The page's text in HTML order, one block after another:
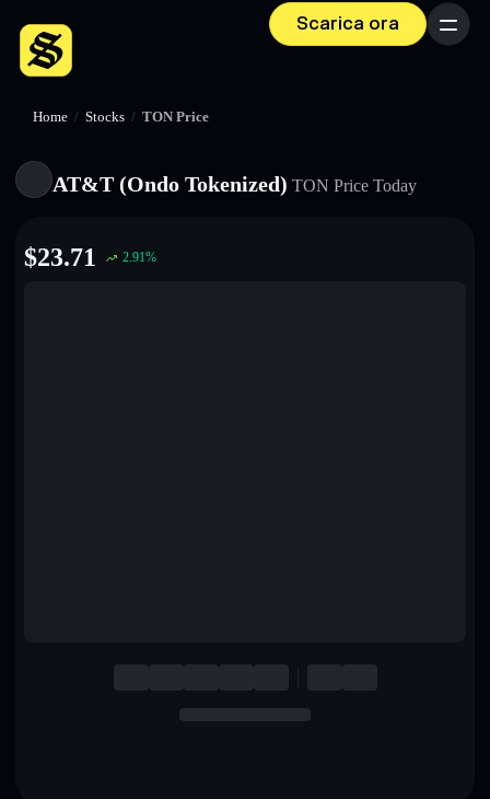
Scarica ora Menu
Home / Stocks / TON Price
AT&T (Ondo Tokenized) TON Price Today
$23.71 2.91%